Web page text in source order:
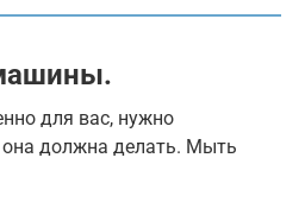
для вас, нужно
она должна делать. Мыть